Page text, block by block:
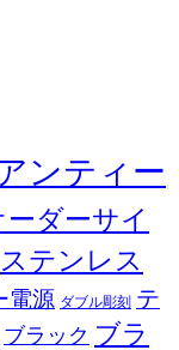
ンティー
ーダーサイ
ステンレス
電源 ダブル彫刻 テ
ブラック ブラ